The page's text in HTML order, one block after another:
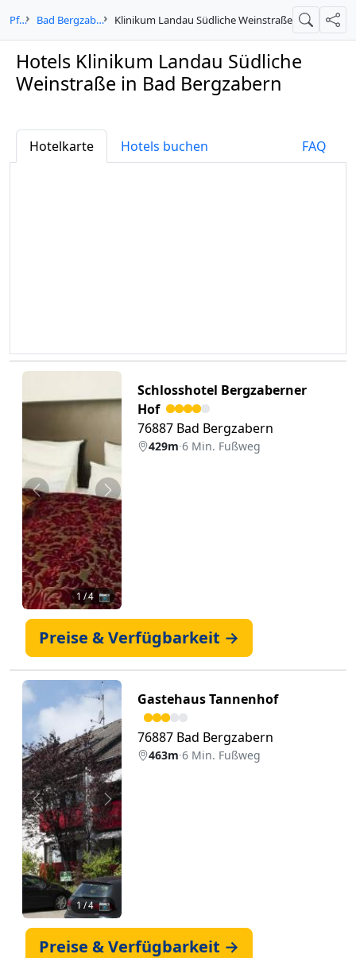
Rheinland-Pfalz Bad Bergzabern Klinikum Landau Südliche Weinstraße Suche
Hotels Klinikum Landau Südliche
Weinstraße in Bad Bergzabern
Hotelkarte Hotels buchen FAQ
Zurück Weiter
1 / 4 📷
Schlosshotel Bergzaberner
Hof
76887 Bad Bergzabern
429m·6 Min. Fußweg
Preise & Verfügbarkeit →
Zurück Weiter
1/ 4 📷
Gastehaus Tannenhof
76887 Bad Bergzabern
463m·6 Min. Fußweg
Preise & Verfügbarkeit →